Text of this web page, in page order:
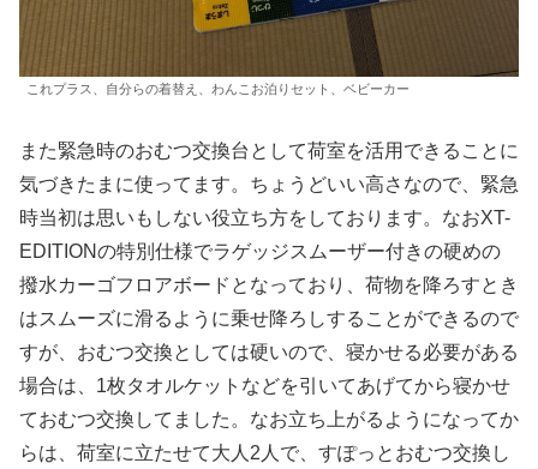
これプラス、自分らの着替え、わんこお泊りセット、ベビーカー
また緊急時のおむつ交換台として荷室を活用できることに
気づきたまに使ってます。ちょうどいい高さなので、緊急
時当初は思いもしない役立ち方をしております。なおXT-
EDITIONの特別仕様でラゲッジスムーザー付きの硬めの
撥水カーゴフロアボードとなっており、荷物を降ろすとき
はスムーズに滑るように乗せ降ろしすることができるので
すが、おむつ交換としては硬いので、寝かせる必要がある
場合は、1枚タオルケットなどを引いてあげてから寝かせ
ておむつ交換してました。なお立ち上がるようになってか
らは、荷室に立たせて大人2人で、すぽっとおむつ交換し